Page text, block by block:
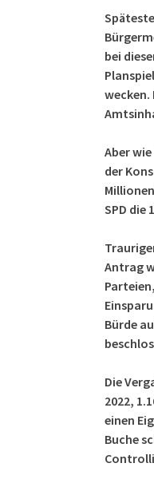
bei
Aber
der
SPD die
Antrag
Bürde
Die
2022,
einen
Buche